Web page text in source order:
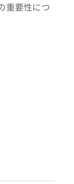
重要性につ